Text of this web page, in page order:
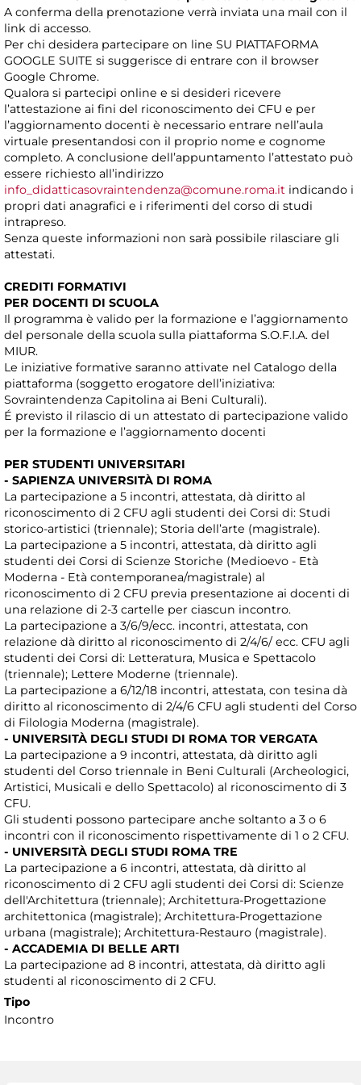
A conferma della prenotazione verrà inviata una mail con il
link di accesso.
Per chi desidera partecipare on line SU PIATTAFORMA
GOOGLE SUITE si suggerisce di entrare con il browser
Google Chrome.
Qualora si partecipi online e si desideri ricevere
l’attestazione ai fini del riconoscimento dei CFU e per
l’aggiornamento docenti è necessario entrare nell’aula
virtuale presentandosi con il proprio nome e cognome
completo. A conclusione dell’appuntamento l’attestato può
essere richiesto all’indirizzo
info_didatticasovraintendenza@comune.roma.it indicando i
propri dati anagrafici e i riferimenti del corso di studi
intrapreso.
Senza queste informazioni non sarà possibile rilasciare gli
attestati.
CREDITI FORMATIVI
PER DOCENTI DI SCUOLA
Il programma è valido per la formazione e l’aggiornamento
del personale della scuola sulla piattaforma S.O.F.I.A. del
MIUR.
Le iniziative formative saranno attivate nel Catalogo della
piattaforma (soggetto erogatore dell’iniziativa:
Sovraintendenza Capitolina ai Beni Culturali).
É previsto il rilascio di un attestato di partecipazione valido
per la formazione e l’aggiornamento docenti
PER STUDENTI UNIVERSITARI
- SAPIENZA UNIVERSITÀ DI ROMA
La partecipazione a 5 incontri, attestata, dà diritto al
riconoscimento di 2 CFU agli studenti dei Corsi di: Studi
storico-artistici (triennale); Storia dell’arte (magistrale).
La partecipazione a 5 incontri, attestata, dà diritto agli
studenti dei Corsi di Scienze Storiche (Medioevo - Età
Moderna - Età contemporanea/magistrale) al
riconoscimento di 2 CFU previa presentazione ai docenti di
una relazione di 2-3 cartelle per ciascun incontro.
La partecipazione a 3/6/9/ecc. incontri, attestata, con
relazione dà diritto al riconoscimento di 2/4/6/ ecc. CFU agli
studenti dei Corsi di: Letteratura, Musica e Spettacolo
(triennale); Lettere Moderne (triennale).
La partecipazione a 6/12/18 incontri, attestata, con tesina dà
diritto al riconoscimento di 2/4/6 CFU agli studenti del Corso
di Filologia Moderna (magistrale).
- UNIVERSITÀ DEGLI STUDI DI ROMA TOR VERGATA
La partecipazione a 9 incontri, attestata, dà diritto agli
studenti del Corso triennale in Beni Culturali (Archeologici,
Artistici, Musicali e dello Spettacolo) al riconoscimento di 3
CFU.
Gli studenti possono partecipare anche soltanto a 3 o 6
incontri con il riconoscimento rispettivamente di 1 o 2 CFU.
- UNIVERSITÀ DEGLI STUDI ROMA TRE
La partecipazione a 6 incontri, attestata, dà diritto al
riconoscimento di 2 CFU agli studenti dei Corsi di: Scienze
dell'Architettura (triennale); Architettura-Progettazione
architettonica (magistrale); Architettura-Progettazione
urbana (magistrale); Architettura-Restauro (magistrale).
- ACCADEMIA DI BELLE ARTI
La partecipazione ad 8 incontri, attestata, dà diritto agli
studenti al riconoscimento di 2 CFU.
Tipo
Incontro